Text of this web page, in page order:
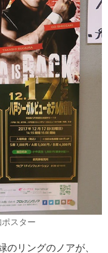
スター
のリングのノアが、